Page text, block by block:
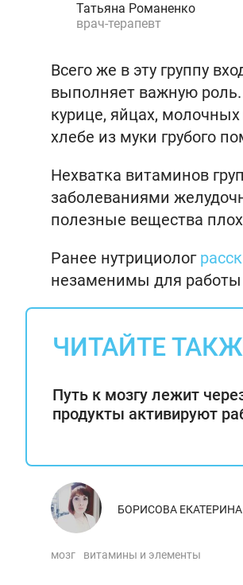
Татьяна Романенко
врач-терапевт
Всего же в эту группу
выполняет важную
курице, яйцах,
хлебе из муки грубого
Нехватка витаминов
заболеваниями
полезные вещества
Ранее нутрициолог
незаменимы для работы
ЧИТАЙТЕ
Путь к мозгу лежит
продукты активируют
БОРИСОВА ЕКАТЕРИНА
мозг витамины и элементы